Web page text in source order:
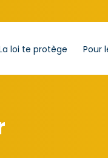
loi te protège Pour